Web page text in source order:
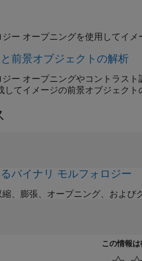
ー オープニングを使用してイ
前景オブジェクトの解析
ー オープニングやコントラス
てイメージの前景オブジェクト
バイナリ モルフォロジー
、膨張、オープニング、および
この情報